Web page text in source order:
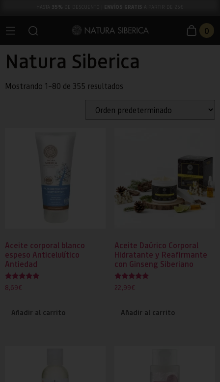
35% ENVÍOS GRATIS
0
Natura Siberica
Mostrando 1–80 de 355 resultados
Aceite corporal blanco
espeso Anticelulítico
Antiedad
Valorado
con
8,69€
Añadir al carrito
Aceite Daúrico Corporal
Hidratante y Reafirmante
con Ginseng Siberiano
Valorado
con
22,99€
Añadir al carrito